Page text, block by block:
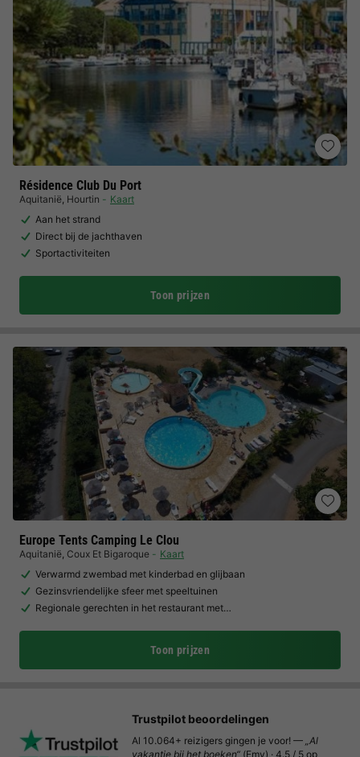
Résidence Club Du Port
Aquitanië, Hourtin
Kaart
Aan het strand
Direct bij de jachthaven
Sportactiviteiten
Toon prijzen
Europe Tents Camping Le Clou
Aquitanië, Coux Et Bigaroque
Kaart
Verwarmd zwembad met kinderbad en glijbaan
Gezinsvriendelijke sfeer met speeltuinen
Regionale gerechten in het restaurant met…
Toon prijzen
Trustpilot beoordelingen
Al 10.064+ reizigers gingen je voor! — „Al
vakantie bij het boeken“ (Emy) · 4.5 / 5 op